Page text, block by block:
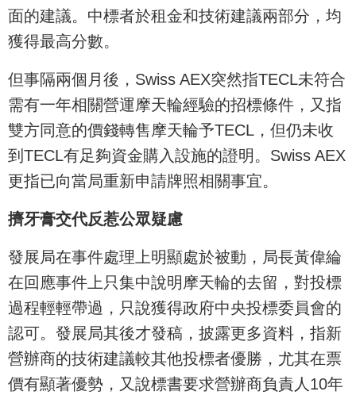
面的建議。中標者於租金和技術建議兩部分，均
獲得最高分數。
但事隔兩個月後，Swiss AEX突然指TECL未符合
需有一年相關營運摩天輪經驗的招標條件，又指
雙方同意的價錢轉售摩天輪予TECL，但仍未收
到TECL有足夠資金購入設施的證明。Swiss AEX
更指已向當局重新申請牌照相關事宜。
擠牙膏交代反惹公眾疑慮
發展局在事件處理上明顯處於被動，局長黃偉綸
在回應事件上只集中說明摩天輪的去留，對投標
過程輕輕帶過，只說獲得政府中央投標委員會的
認可。發展局其後才發稿，披露更多資料，指新
營辦商的技術建議較其他投標者優勝，尤其在票
價有顯著優勢，又說標書要求營辦商負責人10年